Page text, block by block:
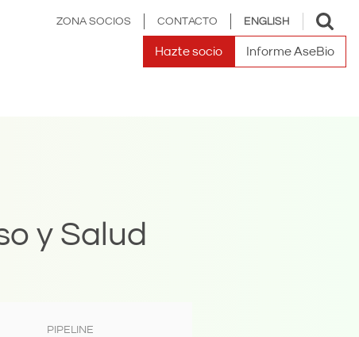
ZONA SOCIOS CONTACTO ENGLISH
Toggle
search
Hazte socio Informe AseBio
y Salud
PIPELINE